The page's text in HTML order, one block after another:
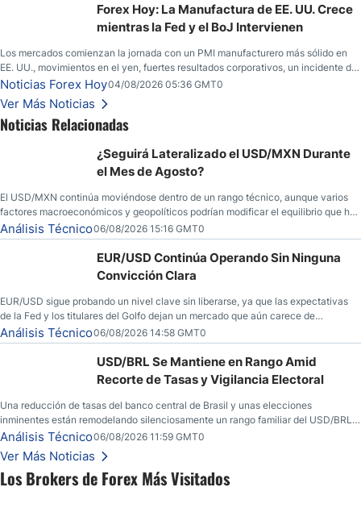
Los Brokers de Forex Más Visitados
yen; el peso mexicano ve un repunte a medida que las tasas caen en EE. UU.
Forex Hoy: La Manufactura de EE. UU. Crece
mientras la Fed y el BoJ Intervienen
Los mercados comienzan la jornada con un PMI manufacturero más sólido en
EE. UU., movimientos en el yen, fuertes resultados corporativos, un incidente de
seguridad en Bitcoin y nuevas señales desde el mercado del petróleo.
Noticias Forex Hoy04/08/2026 05:36 GMT0
Ver Más Noticias
Noticias Relacionadas
¿Seguirá Lateralizado el USD/MXN Durante
el Mes de Agosto?
El USD/MXN continúa moviéndose dentro de un rango técnico, aunque varios
factores macroeconómicos y geopolíticos podrían modificar el equilibrio que ha
dominado al mercado en las últimas semanas.
Análisis Técnico06/08/2026 15:16 GMT0
EUR/USD Continúa Operando Sin Ninguna
Convicción Clara
EUR/USD sigue probando un nivel clave sin liberarse, ya que las expectativas
de la Fed y los titulares del Golfo dejan un mercado que aún carece de
convicción real.
Análisis Técnico06/08/2026 14:58 GMT0
USD/BRL Se Mantiene en Rango Amid
Recorte de Tasas y Vigilancia Electoral
Una reducción de tasas del banco central de Brasil y unas elecciones
inminentes están remodelando silenciosamente un rango familiar del USD/BRL.
Una reducción de tasas por parte del banco central de Brasil y unas elecciones
inminentes están remodelando silenciosamente un rango familiar del USD/BRL.
Esto es lo que los traders están observando a continuación.
Análisis Técnico06/08/2026 11:59 GMT0
Ver Más Noticias